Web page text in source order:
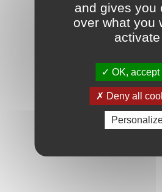
and gives you
over what you
activate
OK, accept
Deny all